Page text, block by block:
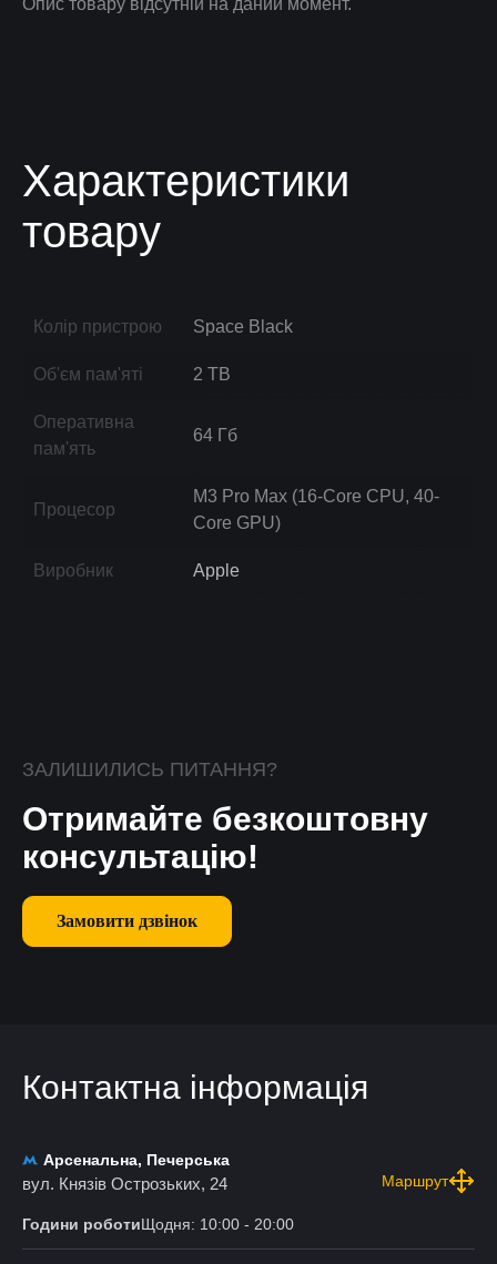
Опис товару відсутній на даний момент.
Характеристики
товару
Колір пристрою Space Black
Об'єм пам'яті 2 TB
Оперативна
пам'ять
64 Гб
Процесор
M3 Pro Max (16-Core CPU, 40-
Core GPU)
Виробник Apple
ЗАЛИШИЛИСЬ ПИТАННЯ?
Отримайте безкоштовну
консультацію!
Замовити дзвінок
Контактна інформація
Арсенальна, Печерська
вул. Князів Острозьких, 24 Маршрут
Години роботиЩодня: 10:00 - 20:00